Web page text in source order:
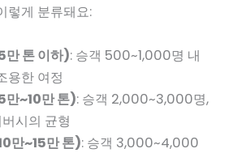
렇게 분류돼요:
만 톤 이하): 승객 500~1,000명 내
용한 여정
만~10만 톤): 승객 2,000~3,000명,
시의 균형
만~15만 톤): 승객 3,000~4,000